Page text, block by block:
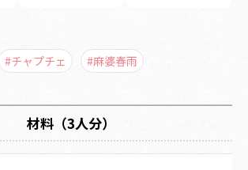
#チャプチェ #麻婆春雨
材料（3人分）